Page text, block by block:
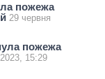
пожежа
29 червня
пожежа
15:29